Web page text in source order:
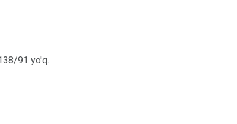
91 yo'q.